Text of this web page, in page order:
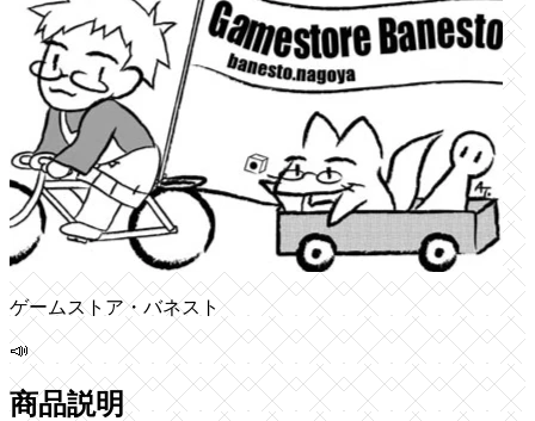
ゲームストア・バネスト
📣
商品説明